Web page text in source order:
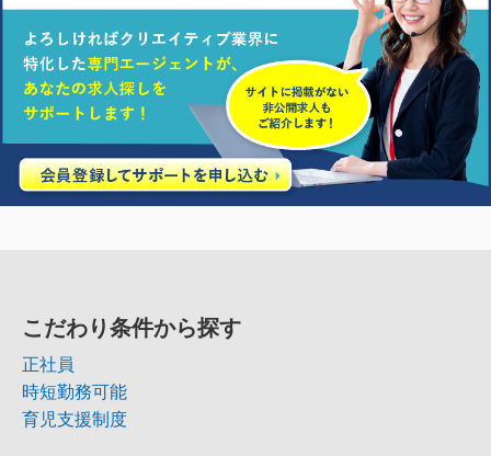
こだわり条件から探す
正社員
時短勤務可能
育児支援制度